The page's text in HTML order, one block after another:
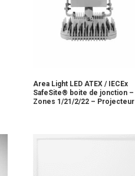
Area Light LED ATEX / IECEx
SafeSite® boite de jonction –
Zones 1/21/2/22 – Projecteur